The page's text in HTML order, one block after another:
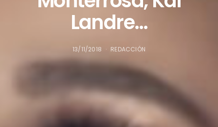
Landre…
13/11/2018 REDACCIÓN